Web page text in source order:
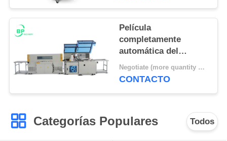
Película
completamente
automática del
sellador del borde y
del encogimiento del
Negotiate (more quantity more cheap ) MOQ:1 sistema
CONTACTO
Categorías Populares Todos